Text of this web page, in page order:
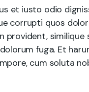
et iusto odio
corrupti quos
provident,
fuga. Et
cum soluta